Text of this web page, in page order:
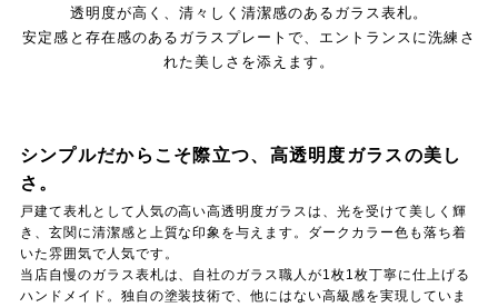
透明度が高く、清々しく清潔感のあるガラス表札。
安定感と存在感のあるガラスプレートで、エントランスに洗練さ
れた美しさを添えます。
シンプルだからこそ際立つ、高透明度ガラスの美し
さ。
戸建て表札 として人気の高い高透明度ガラスは、光を受けて美しく輝
き、玄関に清潔感と上質な印象を与えます。ダークカラー色も落ち着
いた雰囲気で人気です。
当店自慢のガラス表札は、自社のガラス職人が1枚1枚丁寧に仕上げる
ハンドメイド。独自の塗装技術で、他にはない高級感を実現していま